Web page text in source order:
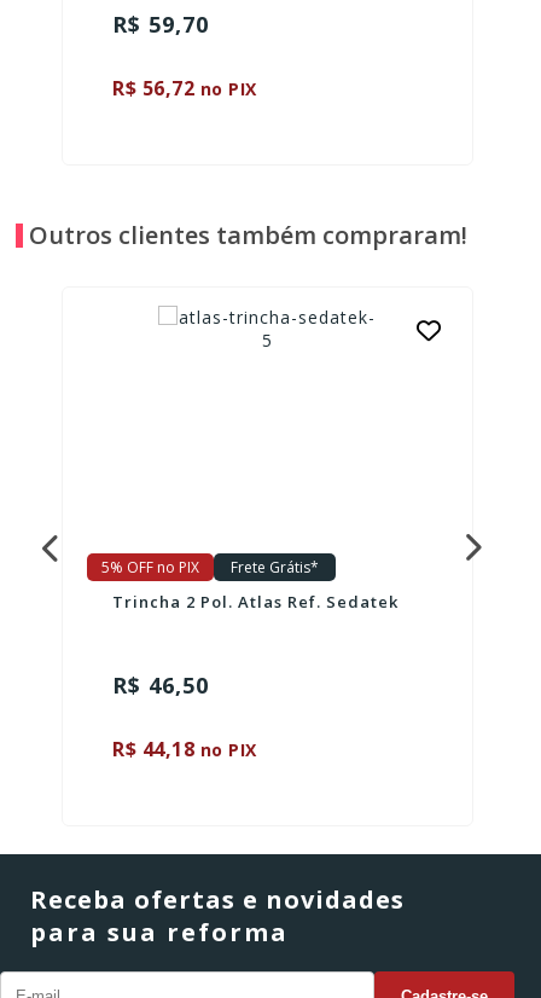
R$ 59,70
R$ 56,72 no PIX
Outros clientes também compraram!
5% OFF no PIX Frete Grátis*
Trincha 2 Pol. Atlas Ref. Sedatek
R$ 46,50
R$ 44,18 no PIX
Receba ofertas e novidades
para sua reforma